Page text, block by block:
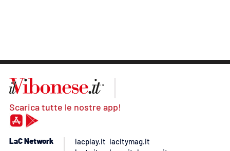
Scarica tutte le nostre app!
LaC Network
lacplay.it lacitymag.it